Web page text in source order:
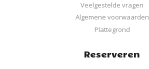
Veelgestelde vragen
Algemene voorwaarden
Plattegrond
Reserveren